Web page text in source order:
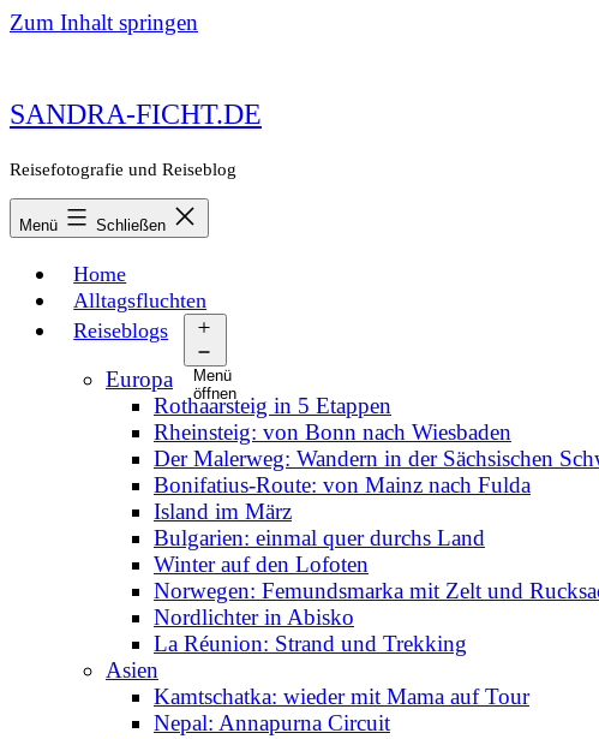
Zum Inhalt springen
SANDRA-FICHT.DE
Reisefotografie und Reiseblog
Menü Schließen
Home
Alltagsfluchten
Reiseblogs
Menü
öffnen
Europa
Rothaarsteig in 5 Etappen
Rheinsteig: von Bonn nach Wiesbaden
Der Malerweg: Wandern in der Sächsischen
Bonifatius-Route: von Mainz nach Fulda
Island im März
Bulgarien: einmal quer durchs Land
Winter auf den Lofoten
Norwegen: Femundsmarka mit Zelt und
Nordlichter in Abisko
La Réunion: Strand und Trekking
Asien
Kamtschatka: wieder mit Mama auf Tour
Nepal: Annapurna Circuit